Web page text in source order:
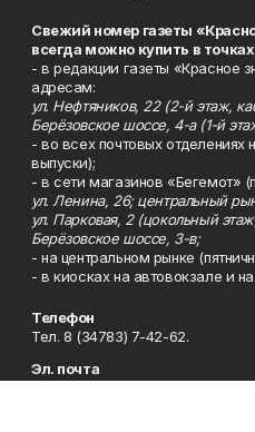
Свежий номер газеты
всегда можно купить в
- в редакции газеты «Красное
адресам:
ул. Нефтяников, 22 (2-й этаж,
Берёзовское шоссе, 4-а (1-й
- во всех почтовых отделениях
выпуски);
- в сети магазинов «Бегемот»
ул. Ленина, 26; центральный
ул. Парковая, 2 (цокольный
Берёзовское шоссе, 3-в;
- на центральном рынке
- в киосках на автовокзале и
Телефон
Тел. 8 (34783) 7-42-62.
Эл. почта